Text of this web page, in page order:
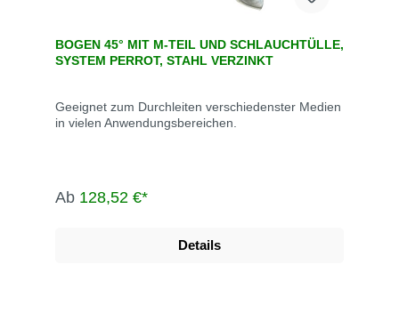
BOGEN 45° MIT M-TEIL UND SCHLAUCHTÜLLE,
SYSTEM PERROT, STAHL VERZINKT
Geeignet zum Durchleiten verschiedenster Medien
in vielen Anwendungsbereichen.
Ab 128,52 €*
Details